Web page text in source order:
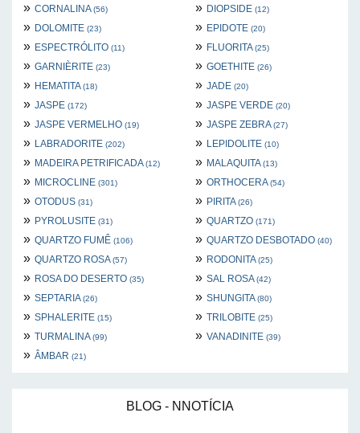
» CORNALINA(56) » DIOPSIDE (12)
» DOLOMITE (23) » EPIDOTE (20)
» ESPECTRÓLITO (11) » FLUORITA(25)
» GARNIÈRITE (23) » GOETHITE (26)
» HEMATITA(18) » JADE (20)
» JASPE (172) » JASPE VERDE (20)
» JASPE VERMELHO (19) » JASPE ZEBRA(27)
» LABRADORITE (202) » LEPIDOLITE (10)
» MADEIRA PETRIFICADA(12) » MALAQUITA(13)
» MICROCLINE (301) » ORTHOCERA(54)
» OTODUS (31) » PIRITA(26)
» PYROLUSITE (31) » QUARTZO (171)
» QUARTZO FUMÊ (106) » QUARTZO DESBOTADO (40)
» QUARTZO ROSA(57) » RODONITA(25)
» ROSA DO DESERTO (35) » SAL ROSA(42)
» SEPTARIA(26) » SHUNGITA(80)
» SPHALERITE (15) » TRILOBITE (25)
» TURMALINA(99) » VANADINITE (39)
» ÂMBAR (21)
BLOG - NNOTÍCIA